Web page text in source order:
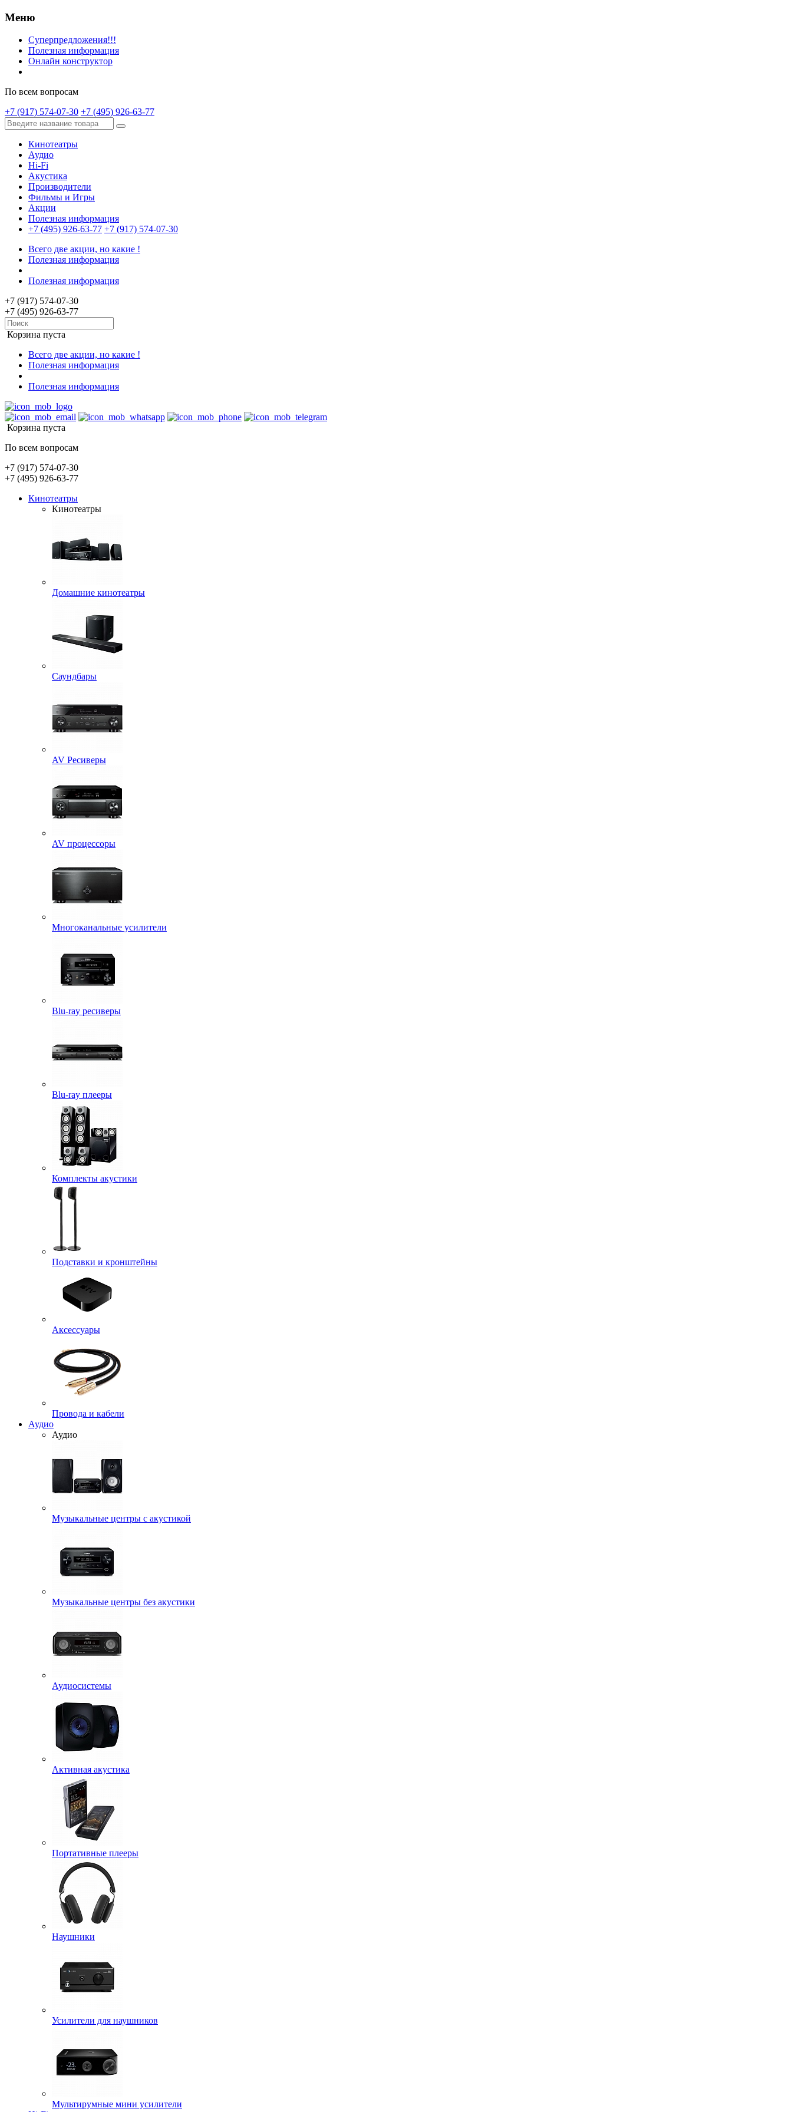
Меню
Суперпредложения!!!
Полезная информация
Онлайн конструктор
По всем вопросам
+7 (917) 574-07-30 +7 (495) 926-63-77
Кинотеатры
Аудио
Hi-Fi
Акустика
Производители
Фильмы и Игры
Акции
Полезная информация
+7 (495) 926-63-77 +7 (917) 574-07-30
Всего две акции, но какие !
Полезная информация
Полезная информация
+7 (917) 574-07-30
+7 (495) 926-63-77
Корзина пуста
Всего две акции, но какие !
Полезная информация
Полезная информация
Корзина пуста
По всем вопросам
+7 (917) 574-07-30
+7 (495) 926-63-77
Кинотеатры
Кинотеатры
Домашние кинотеатры
Саундбары
AV Ресиверы
AV процессоры
Многоканальные усилители
Blu-ray ресиверы
Blu-ray плееры
Комплекты акустики
Подставки и кронштейны
Аксессуары
Провода и кабели
Аудио
Аудио
Музыкальные центры с акустикой
Музыкальные центры без акустики
Аудиосистемы
Активная акустика
Портативные плееры
Наушники
Усилители для наушников
Мультирумные мини усилители